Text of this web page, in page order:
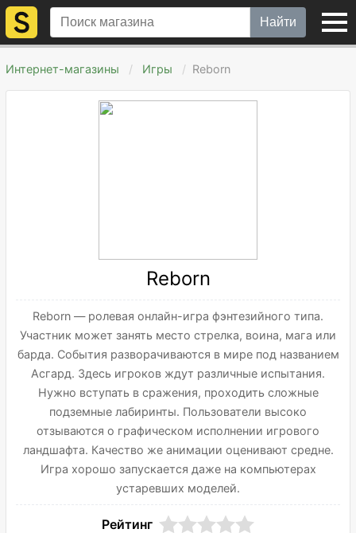
Найти
Интернет-магазины Игры Reborn
Reborn
Reborn — ролевая онлайн-игра фэнтезийного типа.
Участник может занять место стрелка, воина, мага или
барда. События разворачиваются в мире под названием
Асгард. Здесь игроков ждут различные испытания.
Нужно вступать в сражения, проходить сложные
подземные лабиринты. Пользователи высоко
отзываются о графическом исполнении игрового
ландшафта. Качество же анимации оценивают средне.
Игра хорошо запускается даже на компьютерах
устаревших моделей.
Рейтинг